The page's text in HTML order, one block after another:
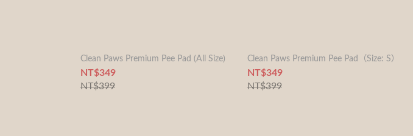
Clean Paws Premium Pee Pad (All Size)
NT$349
NT$399
Clean Paws Premium Pee Pad（Size: S）
NT$349
NT$399